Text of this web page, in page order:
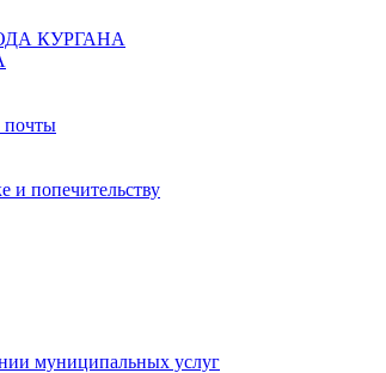
КУРГАНА
почты
и попечительству
муниципальных услуг